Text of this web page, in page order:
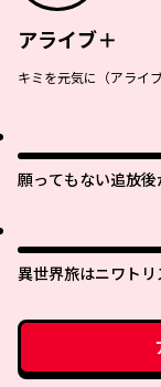
アライブ＋
キミを元気に（アライ
願ってもない追放
り行きで美少女ギ
なったらなぜかめ
かれた〜
異世界旅はニワトリ